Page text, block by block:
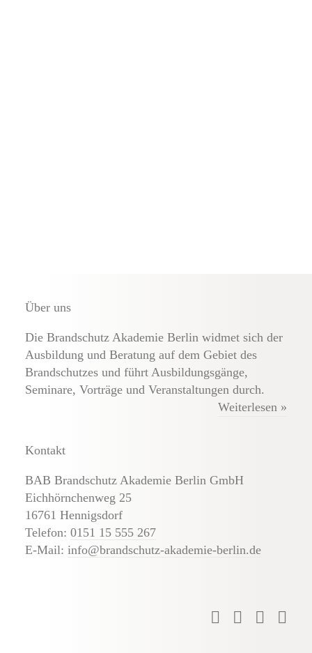
Über uns
Die Brandschutz Akademie Berlin widmet sich der
Ausbildung und Beratung auf dem Gebiet des
Brandschutzes und führt Ausbildungsgänge,
Seminare, Vorträge und Veranstaltungen durch.
Weiterlesen »
Kontakt
BAB Brandschutz Akademie Berlin GmbH
Eichhörnchenweg 25
16761 Hennigsdorf
Telefon: 0151 15 555 267
E-Mail: info@brandschutz-akademie-berlin.de